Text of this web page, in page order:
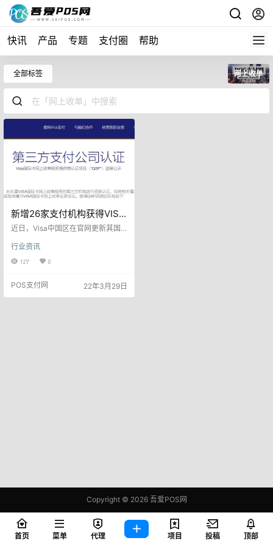
快讯 产品 专题 支付圈 帮助
全部标签 网上收单
新增26家支付机构获得VISA
卡网上收单服务资质
近日，Visa中国区在官网更新其国
（QSP）信息。新增北京亚科技术
开发有限责任公司（DOVEPAY德付
技术开发有限责任公司是中国航空
结算有限责任公司的全资子公司，
行业资讯
127 0
POS支付网 22年3月29日
Copyright © 2026吾爱POS网
鄂ICP备2021006283号-1
查询 95 次，耗时 0.4110 秒
首页 菜单 代理 项目 投稿 顶部